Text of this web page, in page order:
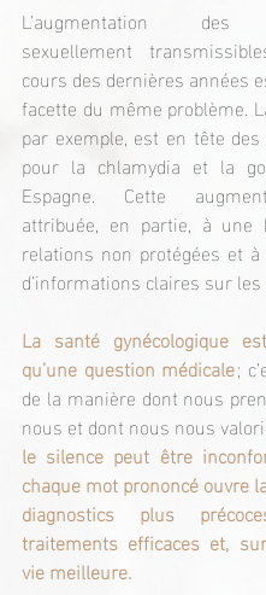
L’augmentation des
sexuellement
cours des dernières années
facette du même problème.
par exemple, est en tête
pour la chlamydia et la
Espagne. Cette
attribuée, en partie, à une
relations non protégées et
d’informations claires sur
La santé gynécologique
qu’une question médicale ;
de la manière dont nous
nous et dont nous nous
le silence peut être
chaque mot prononcé ouvre
diagnostics plus
traitements efficaces et,
vie meilleure.